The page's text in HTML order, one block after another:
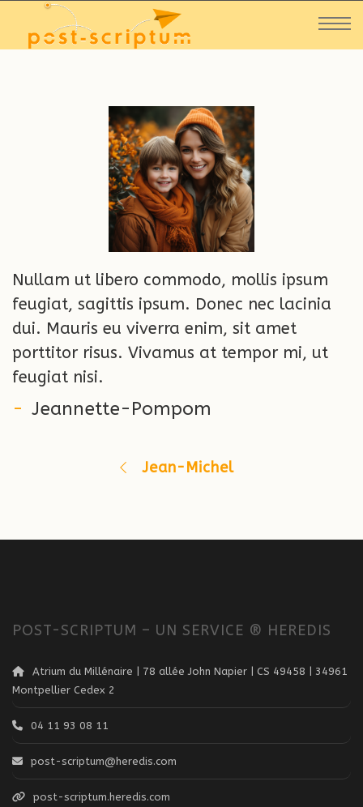
Nullam ut libero commodo, mollis ipsum
feugiat, sagittis ipsum. Donec nec lacinia
dui. Mauris eu viverra enim, sit amet
porttitor risus. Vivamus at tempor mi, ut
feugiat nisi.
Jeannette-Pompom
Jean-Michel
POST-SCRIPTUM – UN SERVICE ® HEREDIS
Atrium du Millénaire | 78 allée John Napier | CS 49458 | 34961
Montpellier Cedex 2
04 11 93 08 11
post-scriptum@heredis.com
post-scriptum.heredis.com